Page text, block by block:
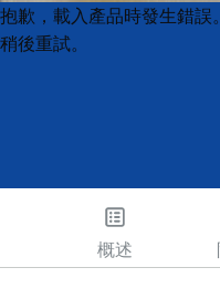
Product
List
Product
List
抱歉，載入產品時發生錯誤
稍後重試。
概述